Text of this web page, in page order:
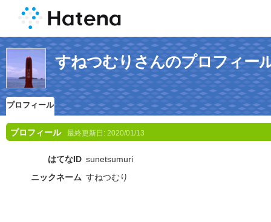
すねつむりさんのプロフィー
プロフィール
プロフィール 最終更新日: 2020/01/13
はてなID sunetsumuri
ニックネーム すねつむり